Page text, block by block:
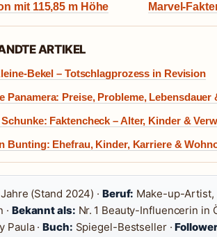
mit 115,85 m Höhe
Marvel-
ARTIKEL
Bekel – Totschlagprozess in Revision
Panamera: Preise, Probleme, Lebensdauer
Faktencheck – Alter, Kinder &
Bunting: Ehefrau, Kinder, Karriere &
(Stand 2024) · Beruf: Make-up-Artist,
· Bekannt als: Nr. 1 Beauty-Influencerin in
Paula ·Buch: Spiegel-Bestseller ·